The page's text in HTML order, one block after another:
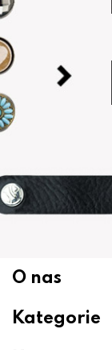
O nas
Kategorie